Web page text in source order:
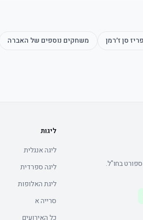
פריז סן ז׳רמן משחקים נוספים של האברה
בחו"ל.
ליגות
ליגה אנגלית
ליגה ספרדית
ליגת האלופות
סרייה א
כל האירועים